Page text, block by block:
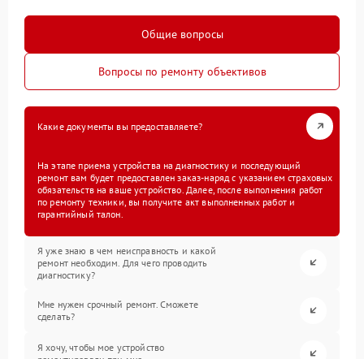
Общие вопросы
Вопросы по ремонту объективов
Какие документы вы предоставляете?
На этапе приема устройства на диагностику и последующий
ремонт вам будет предоставлен заказ-наряд с указанием страховых
обязательств на ваше устройство. Далее, после выполнения работ
по ремонту техники, вы получите акт выполненных работ и
гарантийный талон.
Я уже знаю в чем неисправность и какой
ремонт необходим. Для чего проводить
диагностику?
Мне нужен срочный ремонт. Сможете
сделать?
Я хочу, чтобы мое устройство